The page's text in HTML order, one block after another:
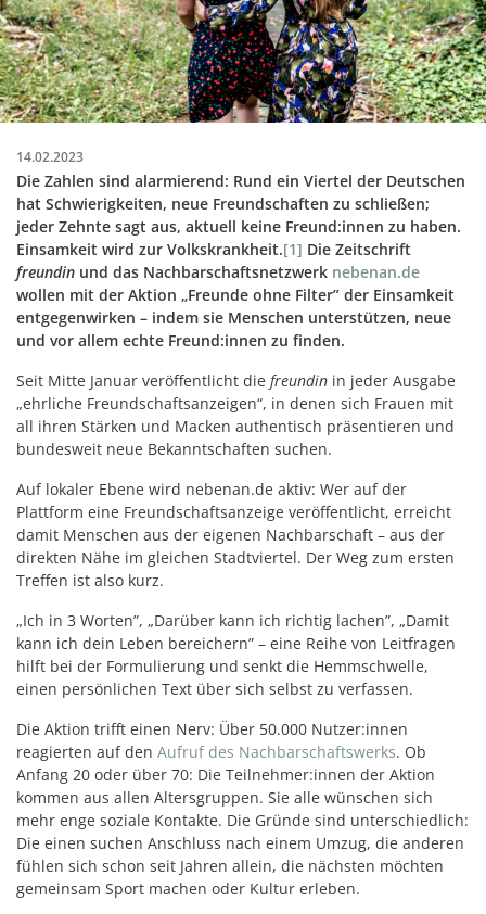
14.02.2023
Die Zahlen sind alarmierend: Rund ein Viertel der Deutschen
hat Schwierigkeiten, neue Freundschaften zu schließen;
jeder Zehnte sagt aus, aktuell keine Freund:innen zu haben.
Einsamkeit wird zur Volkskrankheit.[1] Die Zeitschrift
freundin und das Nachbarschaftsnetzwerk nebenan.de
wollen mit der Aktion „Freunde ohne Filter” der Einsamkeit
entgegenwirken – indem sie Menschen unterstützen, neue
und vor allem echte Freund:innen zu finden.
Seit Mitte Januar veröffentlicht die freundin in jeder Ausgabe
„ehrliche Freundschaftsanzeigen“, in denen sich Frauen mit
all ihren Stärken und Macken authentisch präsentieren und
bundesweit neue Bekanntschaften suchen.
Auf lokaler Ebene wird nebenan.de aktiv: Wer auf der
Plattform eine Freundschaftsanzeige veröffentlicht, erreicht
damit Menschen aus der eigenen Nachbarschaft – aus der
direkten Nähe im gleichen Stadtviertel. Der Weg zum ersten
Treffen ist also kurz.
„Ich in 3 Worten”, „Darüber kann ich richtig lachen”, „Damit
kann ich dein Leben bereichern” – eine Reihe von Leitfragen
hilft bei der Formulierung und senkt die Hemmschwelle,
einen persönlichen Text über sich selbst zu verfassen.
Die Aktion trifft einen Nerv: Über 50.000 Nutzer:innen
reagierten auf den Aufruf des Nachbarschaftswerks. Ob
Anfang 20 oder über 70: Die Teilnehmer:innen der Aktion
kommen aus allen Altersgruppen. Sie alle wünschen sich
mehr enge soziale Kontakte. Die Gründe sind unterschiedlich:
Die einen suchen Anschluss nach einem Umzug, die anderen
fühlen sich schon seit Jahren allein, die nächsten möchten
gemeinsam Sport machen oder Kultur erleben.